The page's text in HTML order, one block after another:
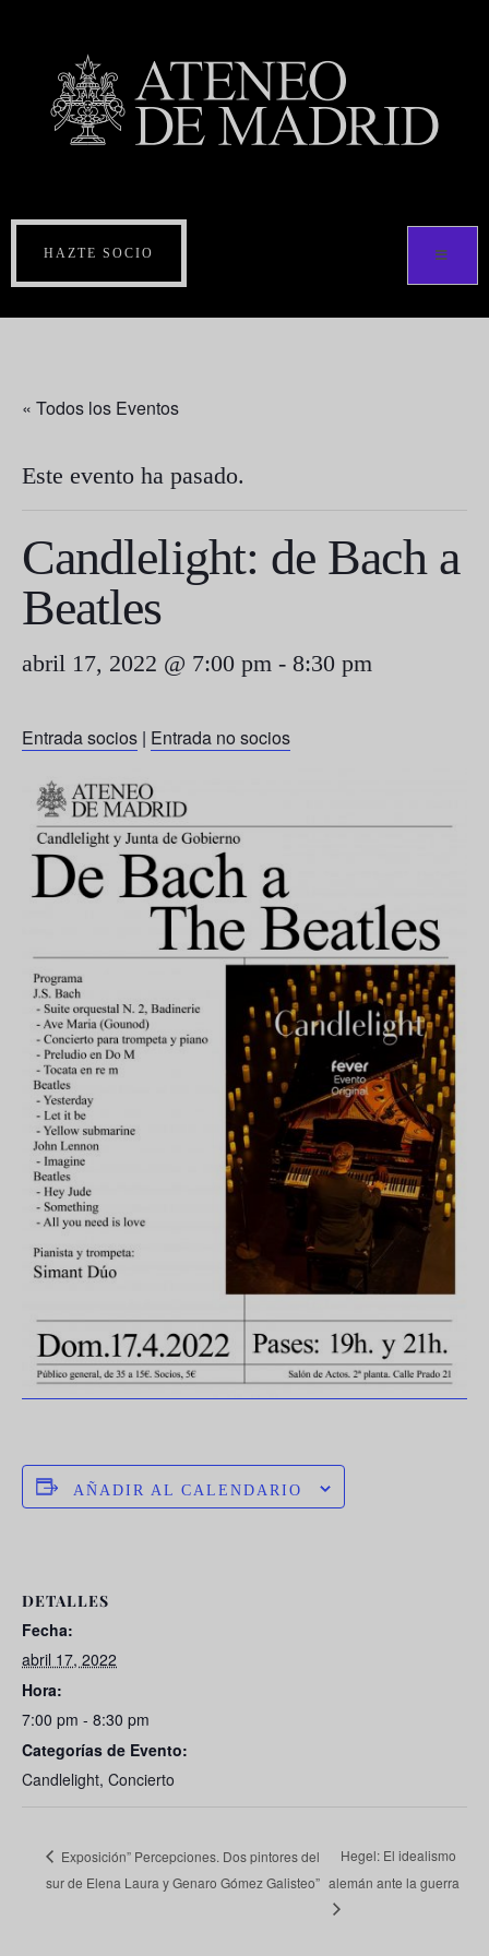
HAZTE SOCIO
« Todos los Eventos
Este evento ha pasado.
Candlelight: de Bach a
Beatles
abril 17, 2022 @ 7:00 pm - 8:30 pm
Entrada socios | Entrada no socios
AÑADIR AL CALENDARIO
DETALLES
Fecha:
abril 17, 2022
Hora:
7:00 pm - 8:30 pm
Categorías de Evento:
Candlelight, Concierto
Exposición” Percepciones. Dos pintores del
sur de Elena Laura y Genaro Gómez Galisteo”
Hegel: El idealismo
alemán ante la guerra